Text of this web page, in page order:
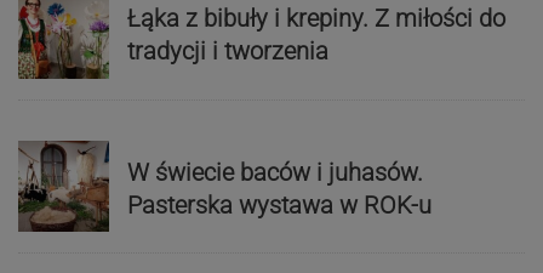
Łąka z bibuły i krepiny. Z miłości do
tradycji i tworzenia
W świecie baców i juhasów.
Pasterska wystawa w ROK-u